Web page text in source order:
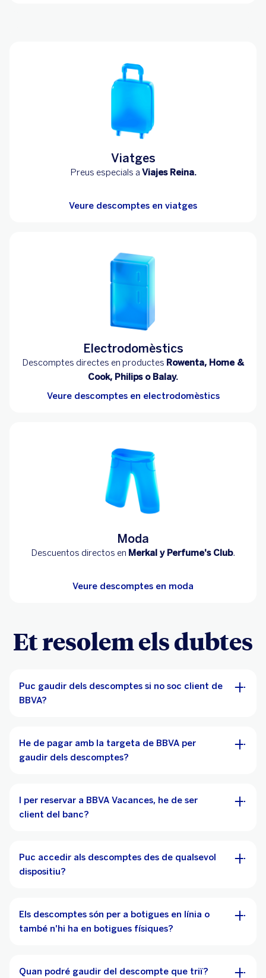
Viatges
Preus especials a Viajes Reina.
Veure descomptes en viatges
Electrodomèstics
Descomptes directes en productes Rowenta, Home &
Cook, Philips o Balay.
Veure descomptes en electrodomèstics
Moda
Descuentos directos en Merkal y Perfume's Club.
Veure descomptes en moda
Et resolem els dubtes
Puc gaudir dels descomptes si no soc client de
BBVA?
He de pagar amb la targeta de BBVA per
gaudir dels descomptes?
I per reservar a BBVA Vacances, he de ser
client del banc?
Puc accedir als descomptes des de qualsevol
dispositiu?
Els descomptes són per a botigues en línia o
també n'hi ha en botigues físiques?
Quan podré gaudir del descompte que triï?